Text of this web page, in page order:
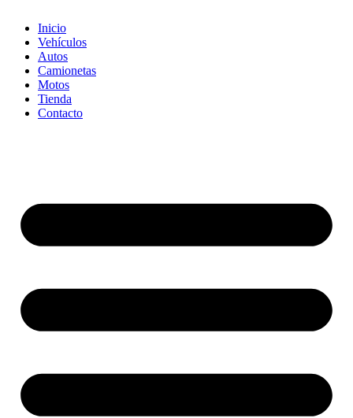
Inicio
Vehículos
Autos
Camionetas
Motos
Tienda
Contacto